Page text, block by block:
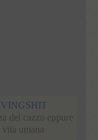
del cazzo eppure
umana